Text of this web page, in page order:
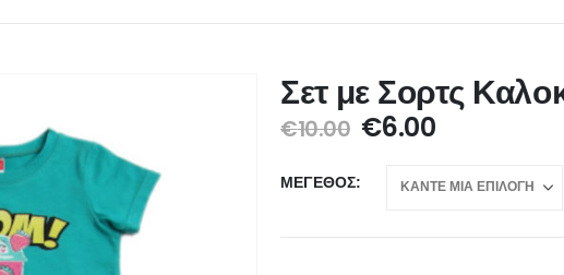
Σετ με Σορτς
€10.00 €6.00
ΜΈΓΕΘΟΣ